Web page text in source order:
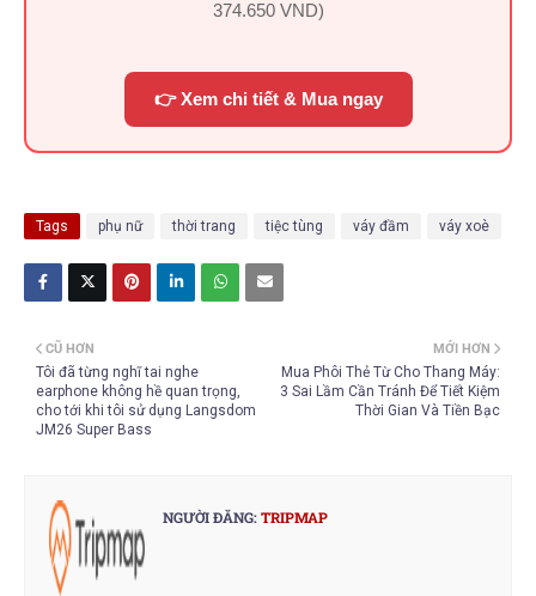
374.650 VND)
👉 Xem chi tiết & Mua ngay
Tags phụ nữ thời trang tiệc tùng váy đầm váy xoè
MỚI HƠN
Mua Phôi Thẻ Từ Cho Thang Máy:
3 Sai Lầm Cần Tránh Để Tiết Kiệm
Thời Gian Và Tiền Bạc
CŨ HƠN
Tôi đã từng nghĩ tai nghe
earphone không hề quan trọng,
cho tới khi tôi sử dụng Langsdom
JM26 Super Bass
NGƯỜI ĐĂNG:TRIPMAP